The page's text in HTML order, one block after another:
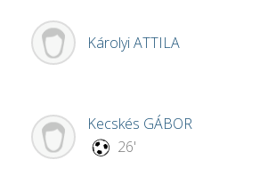
KárolyiATTILA
Kecskés GÁBOR
26'